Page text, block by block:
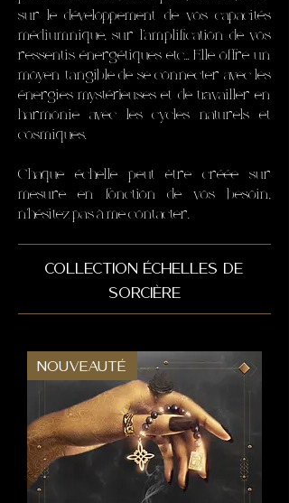
sur le développement de vos capacités
médiumnique, sur l'amplification de vos
ressentis énergétiques etc... Elle offre un
moyen tangible de se connecter avec les
énergies mystérieuses et de travailler en
harmonie avec les cycles naturels et
cosmiques.
Chaque échelle peut être créée sur
mesure en fonction de vos besoin,
n'hésitez pas à me contacter.
collection échelles de
sorcière
Nouveauté